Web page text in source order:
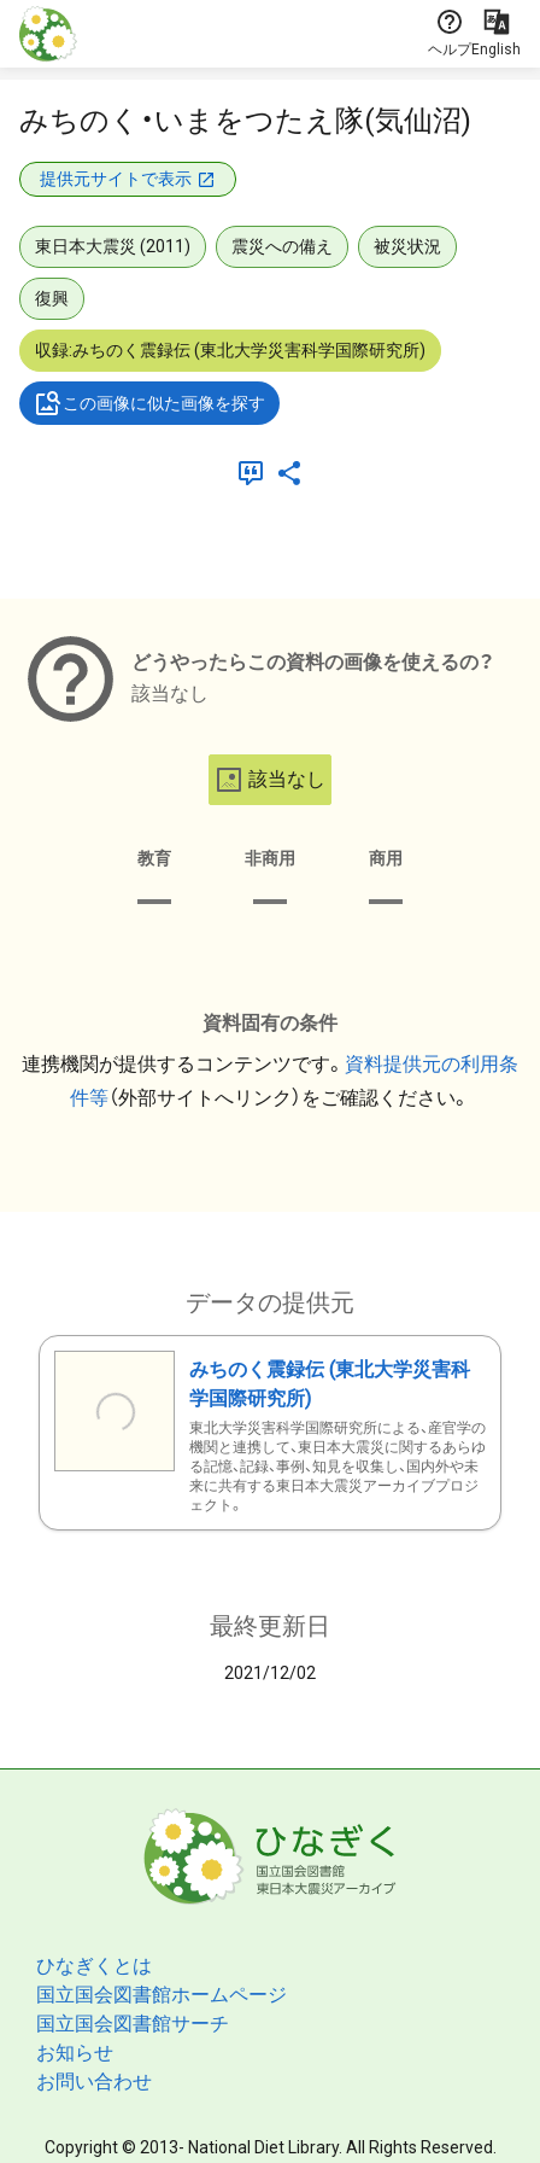
本文に飛ぶ
ヘルプEnglish
みちのく・いまをつたえ隊(気仙沼)
提供元サイトで表示
東日本大震災 (2011) 震災への備え 被災状況
復興
収録:みちのく震録伝 (東北大学災害科学国際研究所)
この画像に似た画像を探す
どうやったらこの資料の画像を使えるの？
該当なし
該当なし
教育 非商用 商用
資料固有の条件
連携機関が提供するコンテンツです。 資料提供元の利用条
件等（外部サイトへリンク）をご確認ください。
データの提供元
みちのく震録伝 (東北大学災害科
学国際研究所)
東北大学災害科学国際研究所による、産官学の
機関と連携して、東日本大震災に関するあらゆ
る記憶、記録、事例、知見を収集し、国内外や未
来に共有する東日本大震災アーカイブプロジ
ェクト。
最終更新日
2021/12/02
ひなぎくとは
国立国会図書館ホームページ
国立国会図書館サーチ
お知らせ
お問い合わせ
Copyright © 2013- National Diet Library. All Rights Reserved.